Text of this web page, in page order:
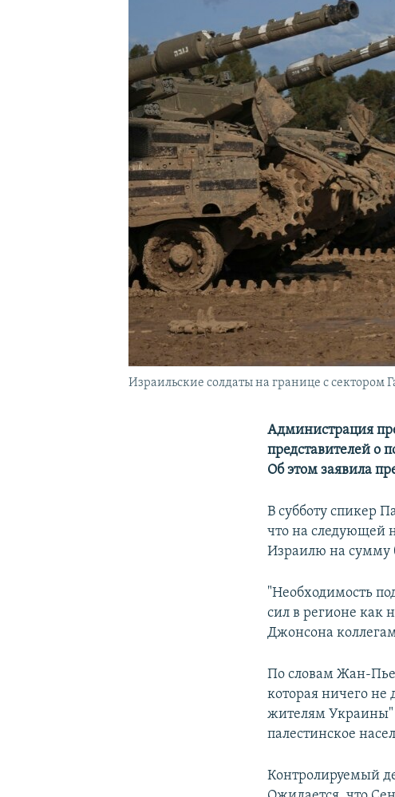
УКРАИНСКАЯ ПРОБЛЕМА КРЫМА
Израильские солдаты на границе с сектором
Администрация
представителей о
Об этом заявила
В субботу спикер
что на следующей
Израилю на сумму
"Необходимость
сил в регионе как
Джонсона
По словам Жан-
которая ничего
жителям Украины"
палестинское
Контролируемый